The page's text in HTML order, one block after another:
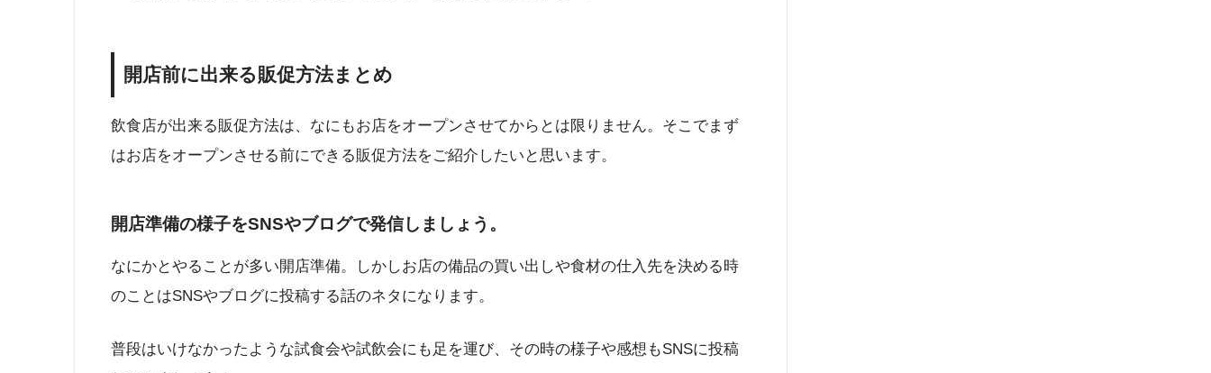
開店前に出来る販促方法まとめ
飲食店が出来る販促方法は、なにもお店をオープンさせてからとは限りません。そこでまず
はお店をオープンさせる前にできる販促方法をご紹介したいと思います。
開店準備の様子をSNSやブログで発信しましょう。
なにかとやることが多い開店準備。しかしお店の備品の買い出しや食材の仕入先を決める時
のことはSNSやブログに投稿する話のネタになります。
普段はいけなかったような試食会や試飲会にも足を運び、その時の様子や感想もSNSに投稿